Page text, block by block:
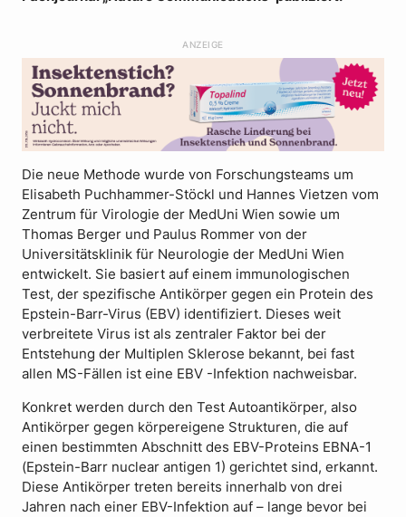
ANZEIGE
Die neue Methode wurde von Forschungsteams um
Elisabeth Puchhammer-Stöckl und Hannes Vietzen vom
Zentrum für Virologie der MedUni Wien sowie um
Thomas Berger und Paulus Rommer von der
Universitätsklinik für Neurologie der MedUni Wien
entwickelt. Sie basiert auf einem immunologischen
Test, der spezifische Antikörper gegen ein Protein des
Epstein-Barr-Virus (EBV) identifiziert. Dieses weit
verbreitete Virus ist als zentraler Faktor bei der
Entstehung der Multiplen Sklerose bekannt, bei fast
allen MS-Fällen ist eine EBV -Infektion nachweisbar.
Konkret werden durch den Test Autoantikörper, also
Antikörper gegen körpereigene Strukturen, die auf
einen bestimmten Abschnitt des EBV-Proteins EBNA-1
(Epstein-Barr nuclear antigen 1) gerichtet sind, erkannt.
Diese Antikörper treten bereits innerhalb von drei
Jahren nach einer EBV-Infektion auf – lange bevor bei